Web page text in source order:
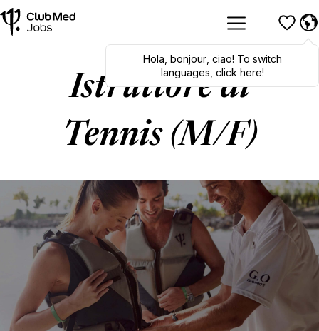
Hola bonjour, ciao! To switch
languages, click here!
Istruttore di
Tennis (M/F)